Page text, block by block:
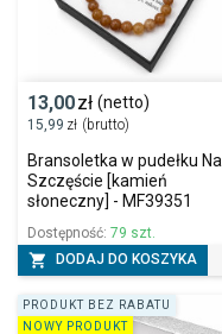
13,00zł (netto)
15,99 zł (brutto)
Bransoletka w pudełku Na
Szczęście [kamień
słoneczny] - MF39351
Dostępność: 79 szt.
 DODAJ DO KOSZYKA
PRODUKT BEZ RABATU
NOWY PRODUKT